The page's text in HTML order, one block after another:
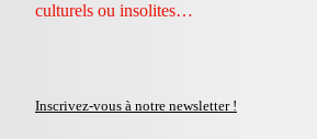
culturels ou insolites…
Inscrivez-vous à notre newsletter !